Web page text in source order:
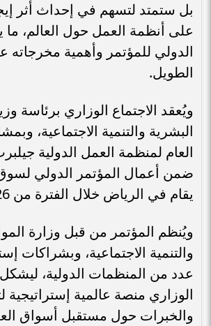
بل ستمتد لتسهم في إحداث أثر
على أنظمة العمل حول العالم، ما
الدولي للمؤتمر وأهمية مخرجاته
الطويل.
ويُعقد الاجتماع الوزاري برئاسة
البشرية والتنمية الاجتماعية،
العام لمنظمة العمل الدولية
ضمن أعمال المؤتمر الدولي
يقام في الرياض خلال الفترة من 26 إلى 27 يناير.
ويُنظم المؤتمر من قبل وزارة
والتنمية الاجتماعية، وبشراكات
عدد من المنظمات الدولية، ليشكل
الوزاري منصة عالمية إستراتيجية
والخبرات حول مستقبل أسواق